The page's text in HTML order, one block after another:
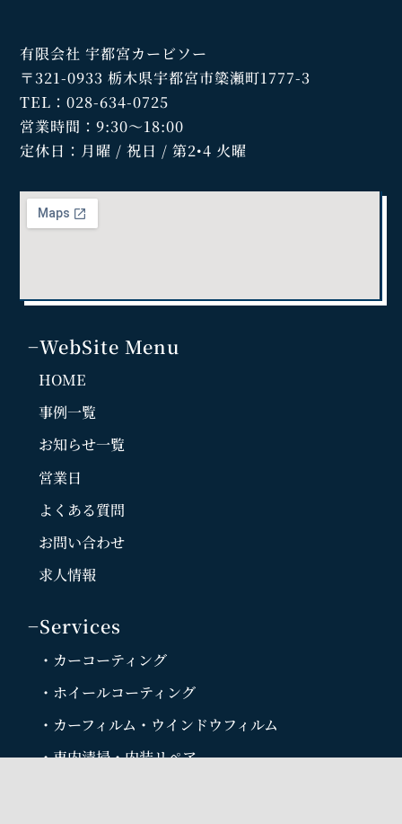
有限会社 宇都宮カービソー
〒321-0933 栃木県宇都宮市簗瀬町1777-3
TEL：028-634-0725
営業時間：9:30～18:00
定休日：月曜 / 祝日 / 第2•4 火曜
−WebSite Menu
HOME
事例一覧
お知らせ一覧
営業日
よくある質問
お問い合わせ
求人情報
−Services
・カーコーティング
・ホイールコーティング
・カーフィルム・ウインドウフィルム
・車内清掃・内装リペア